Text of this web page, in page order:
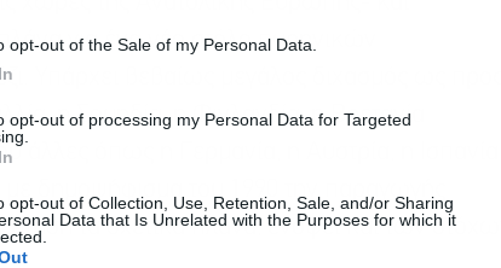
opt-out of the Sale of my Personal Data.
opt-out of processing my Personal Data for Targeted
opt-out of Collection, Use, Retention, Sale, and/or Sharing
Data that Is Unrelated with the Purposes for which it
για ένα νέο στόλο πυρηνικών
Υπάρχει βεβαίως μεγάλος διχασμός ως προς
η Σουηδία, η Φινλανδία, η Βρετανία
άλλες όπως η Γερμανία, η Αυστρία, η Ισπανία
δημοψήφισμα του 1990 την παραγωγής
τα σχετικά πλάνα, ενόψει και των στόχων
Αποδέχομαι τουςόρους χρήσης
Εγγραφή